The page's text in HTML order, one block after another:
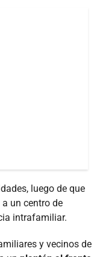
luego de que
a un centro de
intrafamiliar.
y vecinos de